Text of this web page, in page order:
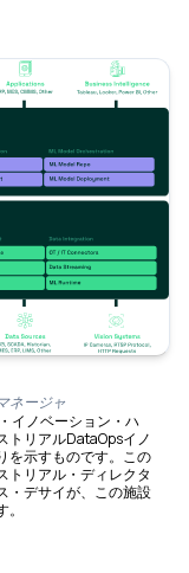
ネージャ
イノベーション・ハ
トリアルDataOpsイノ
を示すものです。この
トリアル・ディレクタ
・デサイが、この施設